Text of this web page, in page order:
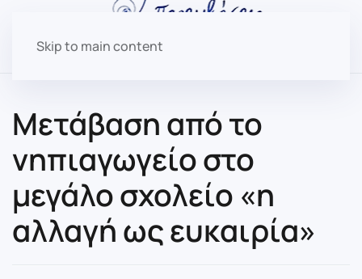
Skip to main content
Μετάβαση από το
νηπιαγωγείο στο
μεγάλο σχολείο «η
αλλαγή ως ευκαιρία»